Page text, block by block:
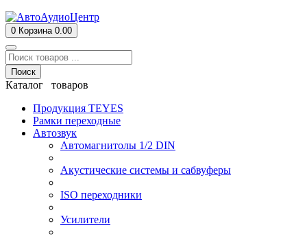
0 Корзина 0.00
Поиск
Каталог товаров
Продукция TEYES
Рамки переходные
Автозвук
Автомагнитолы 1/2 DIN
Акустические системы и сабвуферы
ISO переходники
Усилители